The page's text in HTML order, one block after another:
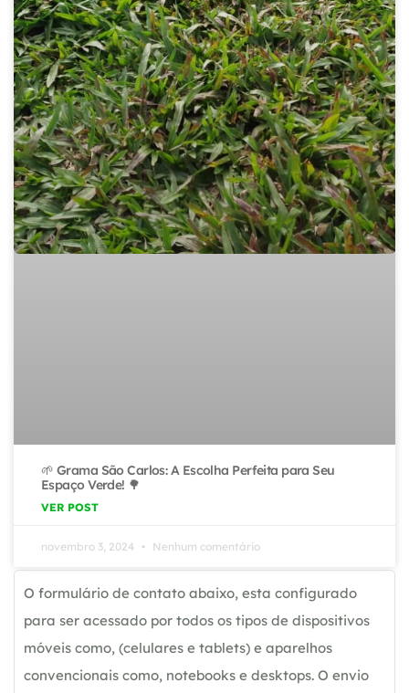
🌱 Grama São Carlos: A Escolha Perfeita para Seu
Espaço Verde! 🌳
VER POST
novembro 3, 2024 Nenhum comentário
O formulário de contato abaixo, esta configurado
para ser acessado por todos os tipos de dispositivos
móveis como, (celulares e tablets) e aparelhos
convencionais como, notebooks e desktops. O envio